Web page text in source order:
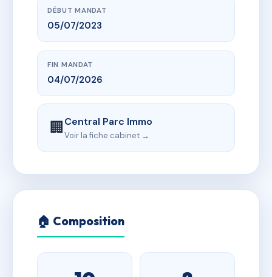
DÉBUT MANDAT
05/07/2023
FIN MANDAT
04/07/2026
🏢Central Parc Immo
Voir la fiche cabinet →
🏠 Composition